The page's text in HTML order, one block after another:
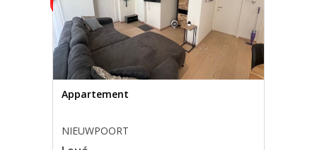
Appartement
NIEUWPOORT